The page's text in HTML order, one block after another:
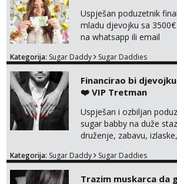
Uspješan poduzetnik
mladu djevojku sa
na whatsapp ili email
Kategorija: Sugar Daddy Sugar Daddies
Financirao bi djevojku
❤️ VIP Tretman
Uspješan i ozbiljan
sugar babby na duže
druženje, zabavu,
otvorena,
Kategorija: Sugar Daddy Sugar Daddies
Trazim muskarca da